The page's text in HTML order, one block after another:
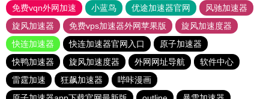
免费vqn外网加速
小蓝鸟 优途加速器官网
风驰加速器
旋风加速器
免费vps加速器外网苹果版
旋风加速度器
快连加速器
快连加速器官网入口
原子加速器
快鸭加速器
旋风加速度器 外网网址导航
软件中心
雷霆加速
狂飙加速器
哔咔漫画